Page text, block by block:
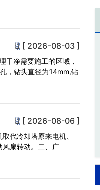
[ 2026-08-03 ]
干净需要施工的区域，
，钻头直径为14mm,钻
[ 2026-08-06 ]
代冷却塔原来电机、
扇转动。二、广